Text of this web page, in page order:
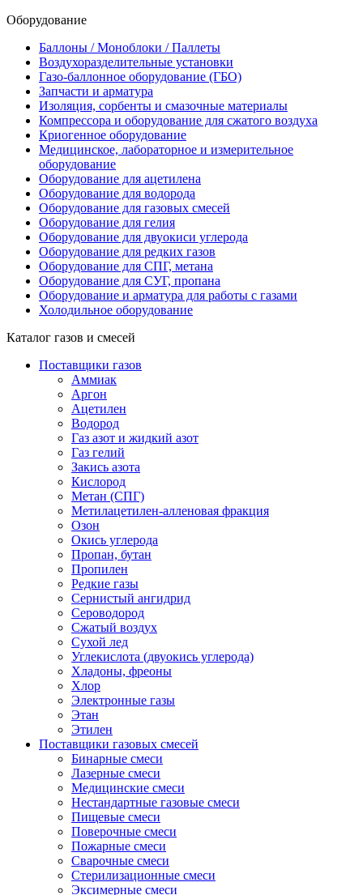
Оборудование
Баллоны / Моноблоки / Паллеты
Воздухоразделительные установки
Газо-баллонное оборудование (ГБО)
Запчасти и арматура
Изоляция, сорбенты и смазочные материалы
Компрессора и оборудование для сжатого воздуха
Криогенное оборудование
Медицинское, лабораторное и измерительное
оборудование
Оборудование для ацетилена
Оборудование для водорода
Оборудование для газовых смесей
Оборудование для гелия
Оборудование для двуокиси углерода
Оборудование для редких газов
Оборудование для СПГ, метана
Оборудование для СУГ, пропана
Оборудование и арматура для работы с газами
Холодильное оборудование
Каталог газов и смесей
Поставщики газов
Аммиак
Аргон
Ацетилен
Водород
Газ азот и жидкий азот
Газ гелий
Закись азота
Кислород
Метан (СПГ)
Метилацетилен-алленовая фракция
Озон
Окись углерода
Пропан, бутан
Пропилен
Редкие газы
Сернистый ангидрид
Сероводород
Сжатый воздух
Сухой лед
Углекислота (двуокись углерода)
Хладоны, фреоны
Хлор
Электронные газы
Этан
Этилен
Поставщики газовых смесей
Бинарные смеси
Лазерные смеси
Медицинские смеси
Нестандартные газовые смеси
Пищевые смеси
Поверочные смеси
Пожарные смеси
Сварочные смеси
Стерилизационные смеси
Эксимерные смеси